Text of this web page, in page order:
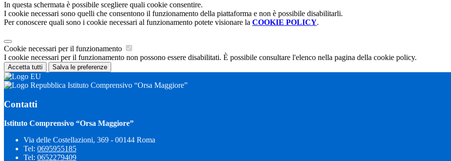
In questa schermata è possibile scegliere quali cookie consentire.
I cookie necessari sono quelli che consentono il funzionamento della piattaforma e non è possibile disabilitarli.
Per conoscere quali sono i cookie necessari al funzionamento potete visionare la COOKIE POLICY.
Cookie necessari per il funzionamento
I cookie necessari per il funzionamento non possono essere disabilitati. È possibile consultare l'elenco nella pagina della cookie policy.
Accetta tutti Salva le preferenze
Istituto Comprensivo “Orsa Maggiore”
Contatti
Istituto Comprensivo “Orsa Maggiore”
Via delle Costellazioni, 369 - 00144 Roma
Tel: 0695955185
Tel: 0652279409